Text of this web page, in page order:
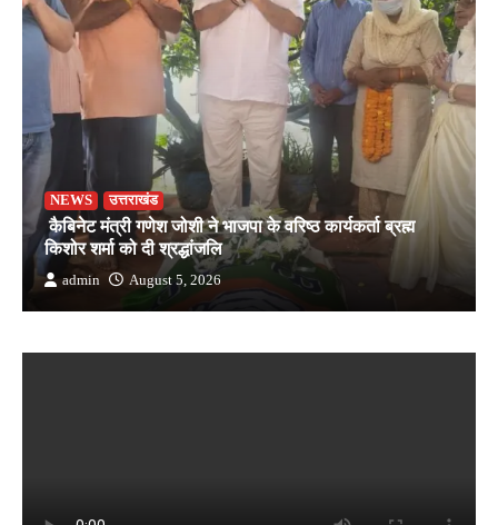
NEWS उत्तराखंड
कैबिनेट मंत्री गणेश जोशी ने भाजपा के वरिष्ठ कार्यकर्ता ब्रह्म
किशोर शर्मा को दी श्रद्धांजलि
admin August 5, 2026